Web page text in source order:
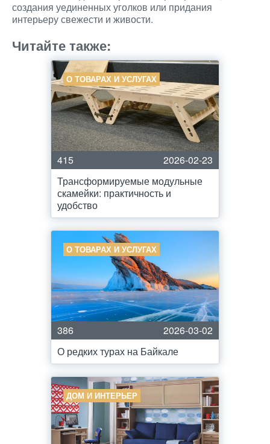
создания уединенных уголков или придания
интерьеру свежести и живости.
Читайте также:
О ТОВАРАХ И УСЛУГАХ
415
2026-02-23
Трансформируемые модульные
скамейки: практичность и
удобство
О ТОВАРАХ И УСЛУГАХ
386
2026-03-02
О редких турах на Байкале
ДОМ И ИНТЕРЬЕР